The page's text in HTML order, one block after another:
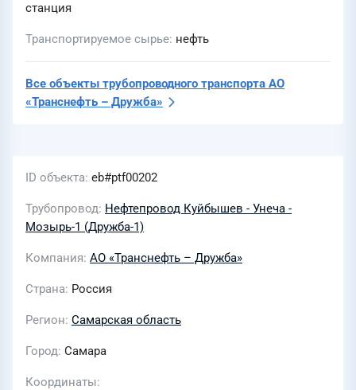
станция
Транспортируемое сырье нефть
Все объекты трубопроводного транспорта АО
«Транснефть – Дружба»
ID объекта eb#ptf00202
Трубопровод Нефтепровод Куйбышев - Унеча -
Мозырь-1 (Дружба-1)
Компания АО «Транснефть – Дружба»
Страна Россия
Регион Самарская область
Город Самара
Координаты